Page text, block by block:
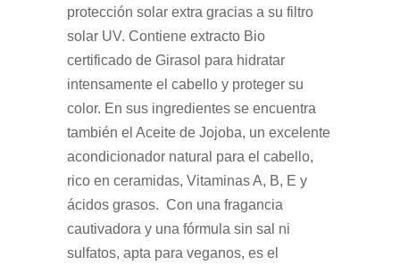
protección solar extra gracias a su filtro
solar UV. Contiene extracto Bio
certificado de Girasol para hidratar
intensamente el cabello y proteger su
color. En sus ingredientes se encuentra
también el Aceite de Jojoba, un excelente
acondicionador natural para el cabello,
rico en ceramidas, Vitaminas A, B, E y
ácidos grasos. Con una fragancia
cautivadora y una fórmula sin sal ni
sulfatos, apta para veganos, es el